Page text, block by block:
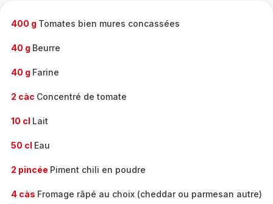
400 g Tomates bien mures concassées
40 g Beurre
40 g Farine
2 càc Concentré de tomate
10 cl Lait
50 cl Eau
2 pincée Piment chili en poudre
4 càs Fromage râpé au choix (cheddar ou parmesan autre)